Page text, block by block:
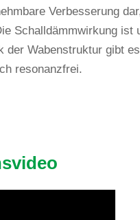
Ver­bes­se­rung
Schall­dämm­wir­kung ist
der Waben­struktur gibt
resonanzfrei.